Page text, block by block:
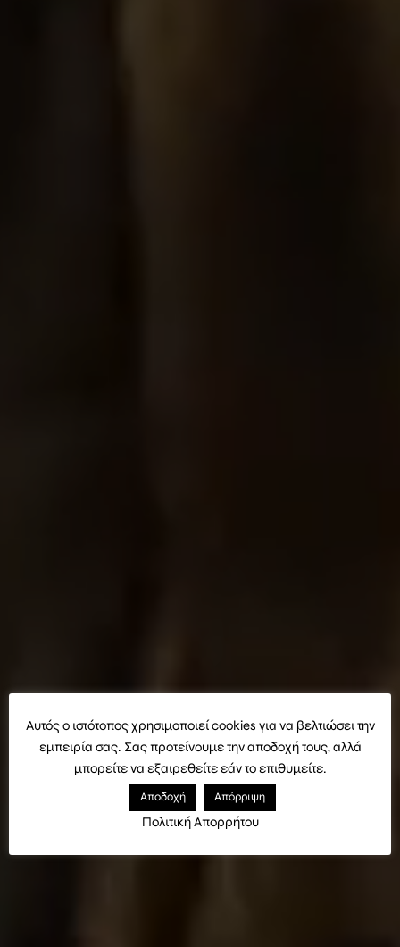
Αυτός ο ιστότοπος χρησιμοποιεί cookies για να βελτιώσει την
εμπειρία σας. Σας προτείνουμε την αποδοχή τους, αλλά
μπορείτε να εξαιρεθείτε εάν το επιθυμείτε.
Αποδοχή Απόρριψη
Πολιτική Απορρήτου